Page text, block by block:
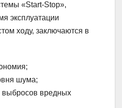
«Start-Stop»,
эксплуатации
ходу, заключаются в
шума;
выбросов вредных